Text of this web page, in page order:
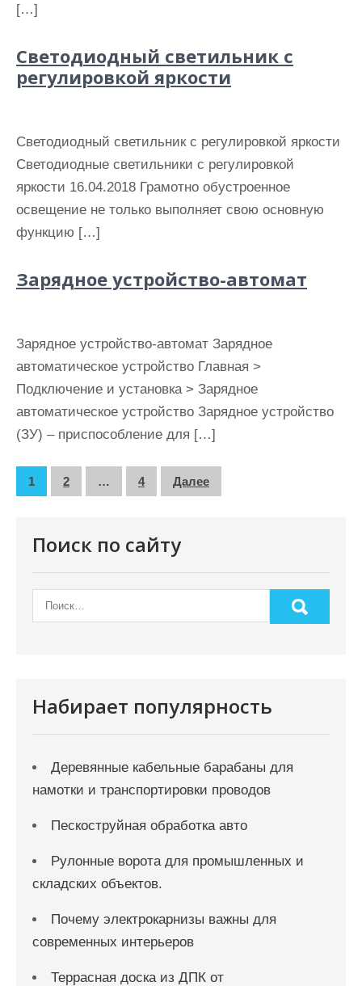
[…]
Светодиодный светильник с
регулировкой яркости
Светодиодный светильник с регулировкой яркости
Светодиодные светильники с регулировкой
яркости 16.04.2018 Грамотно обустроенное
освещение не только выполняет свою основную
функцию […]
Зарядное устройство-автомат
Зарядное устройство-автомат Зарядное
автоматическое устройство Главная >
Подключение и установка > Зарядное
автоматическое устройство Зарядное устройство
(ЗУ) – приспособление для […]
П
1 2 … 4 Далее
Поиск по сайту
Набирает популярность
Деревянные кабельные барабаны для
намотки и транспортировки проводов
Пескоструйная обработка авто
Рулонные ворота для промышленных и
складских объектов.
Почему электрокарнизы важны для
современных интерьеров
Террасная доска из ДПК от